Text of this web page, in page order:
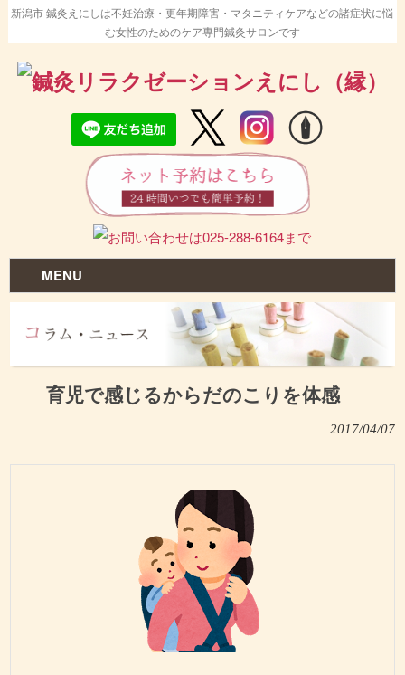
新潟市 鍼灸えにしは不妊治療・更年期障害・マタニティケアなどの諸症状に悩
む女性のためのケア専門鍼灸サロンです
MENU
育児で感じるからだのこりを体感
2017/04/07